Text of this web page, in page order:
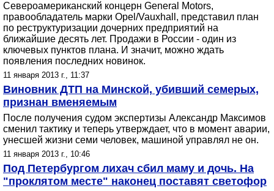
Североамериканский концерн General Motors,
правообладатель марки Opel/Vauxhall, представил план
по реструктуризации дочерних предприятий на
ближайшие десять лет. Продажи в России - один из
ключевых пунктов плана. И значит, можно ждать
появления последних новинок.
11 января 2013 г., 11:37
Виновник ДТП на Минской, убивший семерых,
признан вменяемым
После получения судом экспертизы Александр Максимов
сменил тактику и теперь утверждает, что в момент аварии,
унесшей жизни семи человек, машиной управлял не он.
11 января 2013 г., 10:46
Под Петербургом лихач сбил маму и дочь. На
"проклятом месте" наконец поставят светофор